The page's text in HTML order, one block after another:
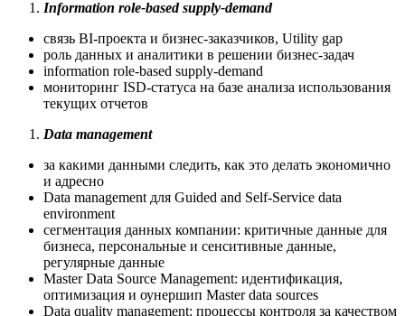
Information role-based supply-demand
связь BI-проекта и бизнес-заказчиков, Utility gap
роль данных и аналитики в решении бизнес-задач
information role-based supply-demand
мониторинг ISD-статуса на базе анализа использования
текущих отчетов
Data management
за какими данными следить, как это делать экономично
и адресно
Data management для Guided and Self-Service data
environment
сегментация данных компании: критичные данные для
бизнеса, персональные и сенситивные данные,
регулярные данные
Master Data Source Management: идентификация,
оптимизация и оунершип Master data sources
Data quality management: процессы контроля за качеством